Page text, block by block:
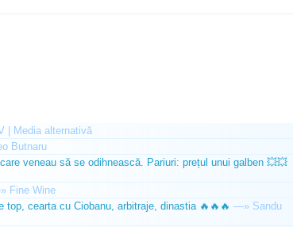
| Media alternativă
Butnaru
veneau să se odihnească. Pariuri: prețul unui galben 💥💥
Fine Wine
cearta cu Ciobanu, arbitraje, dinastia 🔥🔥🔥 —» Sandu